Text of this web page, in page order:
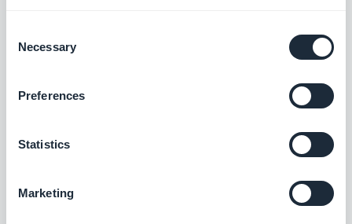
Selection
Necessary
Preferences
Statistics
Marketing
paiement la plus plébiscitée en Belgique
Proposez une solution de paiement dédiée